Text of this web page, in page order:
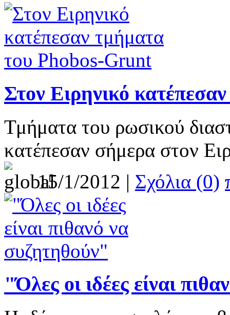
Στον Ειρηνικό
Τμήματα του ρωσικού
κατέπεσαν σήμερα στον
15/1/2012 | Σχόλια (0)
"Όλες οι ιδέες είναι